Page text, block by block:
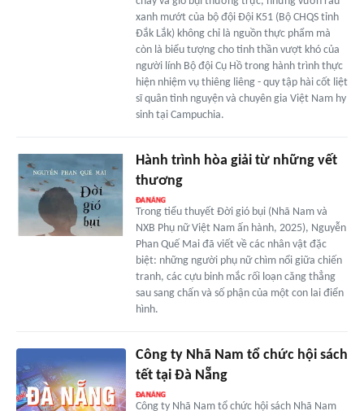
xanh mướt của bộ đội Đội K51 (Bộ CHQS tỉnh
Đắk Lắk) không chỉ là nguồn thực phẩm mà
còn là biểu tượng cho tinh thần vượt khó của
người lính Bộ đội Cụ Hồ trong hành trình thực
hiện nhiệm vụ thiêng liêng - quy tập hài cốt liệt
sĩ quân tình nguyện và chuyên gia Việt Nam hy
sinh tại Campuchia.
Hành trình hòa giải từ những vết
thương
Trong tiểu thuyết Đời gió bụi (Nhã Nam và
NXB Phụ nữ Việt Nam ấn hành, 2025), Nguyễn
Phan Quế Mai đã viết về các nhân vật đặc
biệt: những người phụ nữ chìm nổi giữa chiến
tranh, các cựu binh mắc rối loạn căng thẳng
sau sang chấn và số phận của một con lai điển
hình.
Công ty Nhã Nam tổ chức hội sách
tết tại Đà Nẵng
Công ty Nhã Nam tổ chức hội sách Nhã Nam